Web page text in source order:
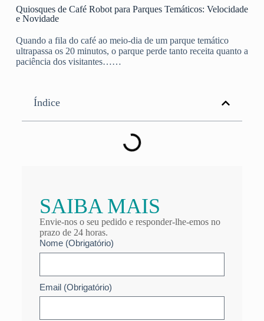
Quiosques de Café Robot para Parques Temáticos: Velocidade
e Novidade
Quando a fila do café ao meio-dia de um parque temático
ultrapassa os 20 minutos, o parque perde tanto receita quanto a
paciência dos visitantes……
Índice
SAIBA MAIS
Envie-nos o seu pedido e responder-lhe-emos no
prazo de 24 horas.
Nome (Obrigatório)
Email (Obrigatório)